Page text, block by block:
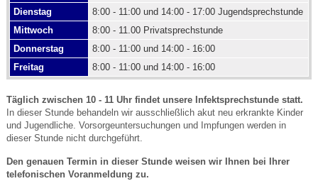
Dienstag
8:00 - 11:00 und 14:00 - 17:00 Jugendsprechstunde
Mittwoch
8:00 - 11.00 Privatsprechstunde
Donnerstag
8:00 - 11:00 und 14:00 - 16:00
Freitag
8:00 - 11:00 und 14:00 - 16:00
Täglich zwischen 10 - 11 Uhr findet unsere Infektsprechstunde statt.
In dieser Stunde behandeln wir ausschließlich akut neu erkrankte Kinder
und Jugendliche. Vorsorgeuntersuchungen und Impfungen werden in
dieser Stunde nicht durchgeführt.
Den genauen Termin in dieser Stunde weisen wir Ihnen bei Ihrer
telefonischen Voranmeldung zu.